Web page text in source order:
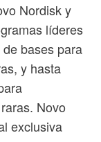
Nordisk y
líderes
bases para
y hasta
Novo
exclusiva